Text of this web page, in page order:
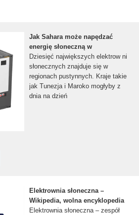
Jak Sahara może napędzać
energię słoneczną w
Dziesięć największych elektrow ni
słonecznych znajduje się w
regionach pustynnych. Kraje takie
jak Tunezja i Maroko mogłyby z
dnia na dzień
Elektrownia słoneczna –
Wikipedia, wolna encyklopedia
Elektrownia słoneczna – zespół